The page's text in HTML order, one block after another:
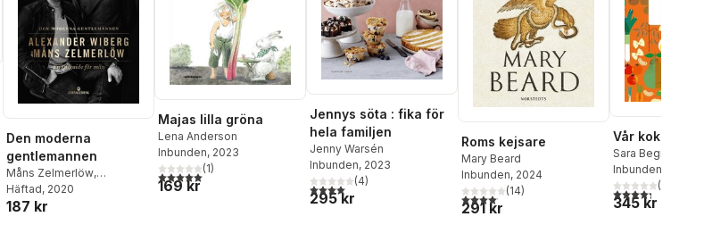
Den moderna
gentlemannen
Måns Zelmerlöw,
Alexander Wiberg
Ehlde
Häftad, 2020
187 kr
Majas lilla gröna
Lena Anderson
Inbunden, 2023
5,0utav 5 stjärnor. Totalt antal röster:
(1)
169 kr
Jennys söta : fika för
hela familjen
Jenny Warsén
Inbunden, 2023
4,0utav 5 stjärnor. Totalt antal röster:
(4)
295 kr
Roms kejsare
Mary Beard
Inbunden, 2024
4,1utav 5 stjärnor. Totalt antal röster:
(14)
291 kr
Vår kokbok
Sara Begner
Inbunden
4,3utav 5(
345 kr